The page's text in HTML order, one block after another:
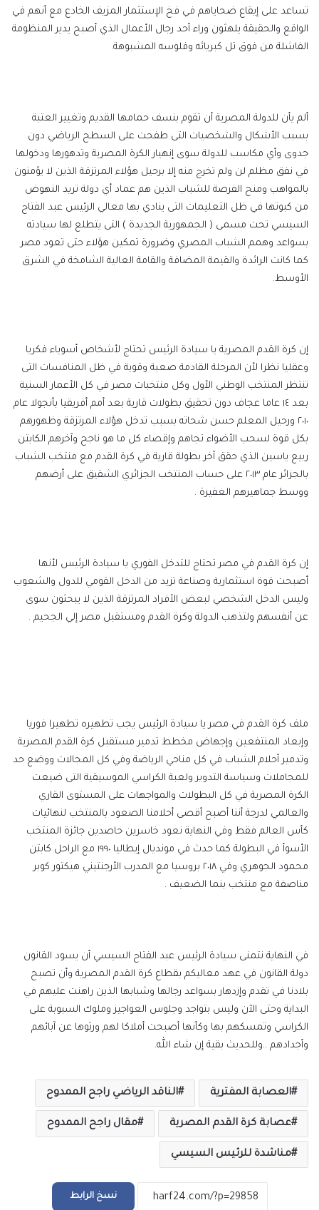
تساعد على إيقاع ضحاياهم في فخ الإستثمار المزيف الخادع مع أنهم في
الواقع والحقيقة يلهثون وراء أحد رجال الأعمال الذي أصبح يدير المنظومة
الفاشلة من فوق تل كبريائه وفلوسه المشبوهة.
ألم يأن للدولة المصرية أن تقوم بنسف حمامها القديم وتغيير العتبة
بسبب الأشكال والشخصيات التى طفحت على السطح الرياضي دون
جدوى وأي مكاسب للدولة سوى إنهيار الكرة المصرية وتدهورها ودخولها
في نفق مظلم لن ولم تخرج منه إلا برحيل هؤلاء المرتزقة الذين لا يؤمنون
بالمواهب ومنح الفرصة للشباب الذين هم عماد أي دولة تريد النهوض
من كبوتها في ظل التعليمات التى ينادي بها معالي الرئيس عبد الفتاح
السيسي تحت مسمى ( الجمهورية الجديدة ) التى يتطلع لها سيادته
بسواعد وهمم الشباب المصري وضرورة تمكين هؤلاء حتى تعود مصر
كما كانت الرائدة والقيمة المضافة والقامة العالية الشامخة في الشرق
الأوسط.
إن كرة القدم المصرية يا سيادة الرئيس تحتاج لأشخاص أسوياء فكريا
وعقليا نظرا لأن المرحلة القادمة صعبة وقوية في ظل المنافسات التى
تنتظر المنتخب الوطني الأول وكل منتخبات مصر في كل الأعمار السنية
بعد ١٤ عاما عجاف دون تحقيق بطولات قارية بعد أمم أفريقيا بأنجولا عام
٢٠١٠ ورحيل المعلم حسن شحاته بسبب تدخل هؤلاء المرتزقة وظهورهم
بكل قوة لسحب الأضواء تجاهم وإقصاء كل ما هو ناجح وآخرهم الكابتن
ربيع ياسين الذي حقق آخر بطولة قارية في كرة القدم مع منتخب الشباب
بالجزائر عام ٢٠١٣ على حساب المنتخب الجزائري الشقيق على أرضهم
ووسط جماهيرهم الغفيرة .
إن كرة القدم في مصر تحتاج للتدخل الفوري يا سيادة الرئيس لأنها
أصبحت قوة استثمارية وصناعة تزيد من الدخل القومي للدول والشعوب
وليس الدخل الشخصي لبعض الأفراد المرتزقة الذين لا يبحثون سوى
عن أنفسهم ولتذهب الدولة وكرة القدم ومستقبل مصر إلي الجحيم .
ملف كرة القدم في مصر يا سيادة الرئيس يجب تطهيره تطهيرا فوريا
وإبعاد المنتفعين وإجهاض مخطط تدمير مستقبل كرة القدم المصرية
وتدمير أحلام الشباب في كل مناحي الرياضة وفي كل المجالات ووضع حد
للمجاملات وسياسة التدوير ولعبة الكراسي الموسيقية التى ضيعت
الكرة المصرية في كل البطولات والمواجهات على المستوى القاري
والعالمي لدرجة أننا أصبح أقصى أحلامنا الصعود بالمنتخب لنهائيات
كأس العالم فقط وفي النهاية نعود خاسرين حاصدين جائزة المنتخب
الأسوأ في البطولة كما حدث في مونديال إيطاليا ١٩٩٠ مع الراحل كابتن
محمود الجوهري وفي ٢٠١٨ بروسيا مع المدرب الأرجنتيني هيكتور كوبر
مناصفة مع منتخب بنما الضعيف .
في النهاية نتمنى سيادة الرئيس عبد الفتاح السيسي أن يسود القانون
دولة القانون في عهد معاليكم بقطاع كرة القدم المصرية وأن تصبح
بلادنا في تقدم وإزدهار بسواعد رجالها وشبابها الذين راهنت عليهم في
البداية وحتى الآن وليس بتواجد وجلوس العواجيز وملوك السبوبة على
الكراسي وتمسكهم بها وكأنها أصبحت أملاكا لهم ورثوها عن آبائهم
وأجدادهم ..وللحديث بقية إن شاء الله.
العصابة المفترية الناقد الرياضي راجح الممدوح
عصابة كرة القدم المصرية مقال راجح الممدوح
مناشدة للرئيس السيسي
نسخ الرابط